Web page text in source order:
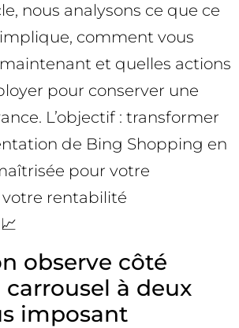
nous analysons ce que ce
comment vous
et quelles actions
pour conserver une
L’objectif : transformer
de Bing Shopping en
pour votre
rentabilité
observe côté
carrousel à deux
imposant